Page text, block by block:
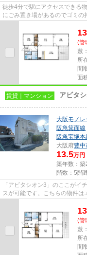
徒歩4分で駅にアクセスできる
にごみ置き場があるのでゴミ
(管
敷
所
間
面
賃貸｜マンション アビタ
大阪モノレ
阪急箕面線
阪急宝塚本
大阪府豊中
13.5万円
築年数：築
階数：5階
「アビタシオン3」のここがイ
スが可能です。こちらの物件
(管
敷
所
間